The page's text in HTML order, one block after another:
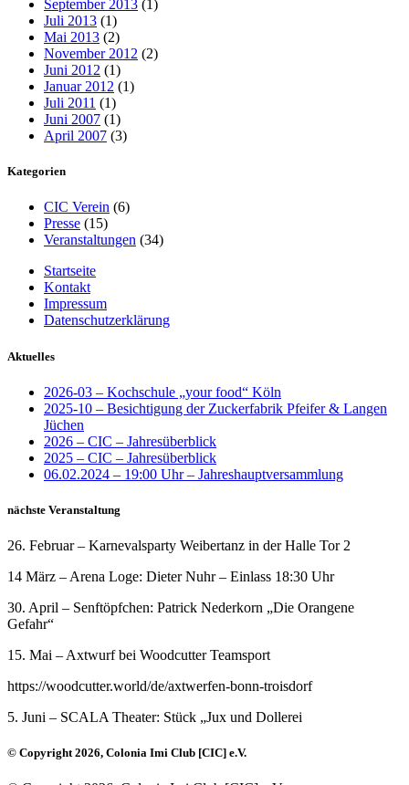
September 2013 (1)
Juli 2013 (1)
Mai 2013 (2)
November 2012 (2)
Juni 2012 (1)
Januar 2012 (1)
Juli 2011 (1)
Juni 2007 (1)
April 2007 (3)
Kategorien
CIC Verein (6)
Presse (15)
Veranstaltungen (34)
Startseite
Kontakt
Impressum
Datenschutzerklärung
Aktuelles
2026-03 – Kochschule „your food“ Köln
2025-10 – Besichtigung der Zuckerfabrik Pfeifer & Langen
Jüchen
2026 – CIC – Jahresüberblick
2025 – CIC – Jahresüberblick
06.02.2024 – 19:00 Uhr – Jahreshauptversammlung
nächste Veranstaltung
26. Februar – Karnevalsparty Weibertanz in der Halle Tor 2
14 März – Arena Loge: Dieter Nuhr – Einlass 18:30 Uhr
30. April – Senftöpfchen: Patrick Nederkorn „Die Orangene
Gefahr“
15. Mai – Axtwurf bei Woodcutter Teamsport
https://woodcutter.world/de/axtwerfen-bonn-troisdorf
5. Juni – SCALA Theater: Stück „Jux und Dollerei
© Copyright 2026, Colonia Imi Club [CIC] e.V.